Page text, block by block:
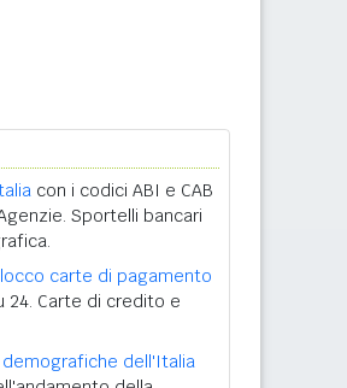
con i codici ABI e CAB
Sportelli bancari
carte di pagamento
24. Carte di credito e
dell'Italia